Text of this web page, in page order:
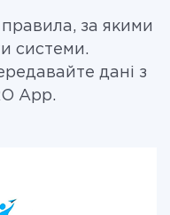
за якими
системи.
дані з
App.